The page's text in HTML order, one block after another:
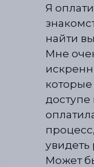
Я
найти
Мне
доступе
Может